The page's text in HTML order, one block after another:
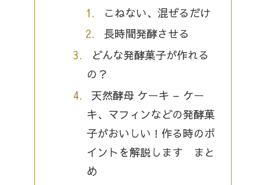
こねない、混ぜるだけ
長時間発酵させる
どんな発酵菓子が作れる
の？
天然酵母 ケーキ – ケー
キ、マフィンなどの発酵菓
子がおいしい！作る時のポ
イントを解説します まと
め